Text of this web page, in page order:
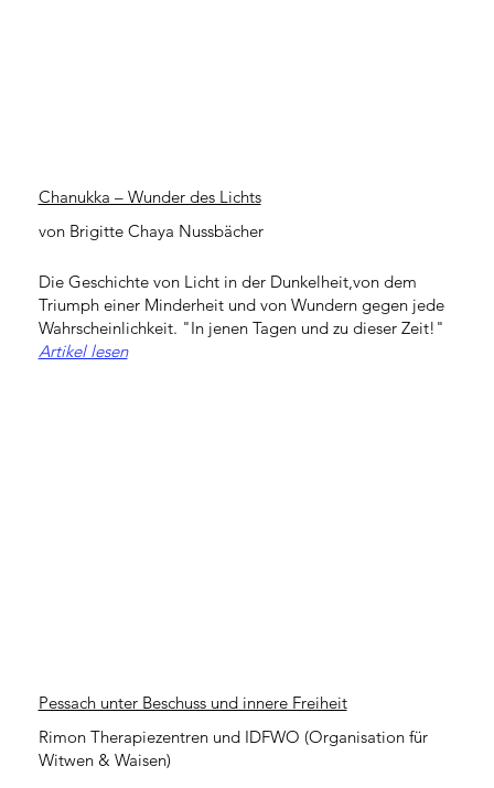
Chanukka – Wunder des Lichts
von Brigitte Chaya Nussbächer
Die Geschichte von Licht in der Dunkelheit,von dem
Triumph einer Minderheit und von Wundern gegen jede
Wahrscheinlichkeit. "In jenen Tagen und zu dieser Zeit!"
Artikel lesen
Pessach unter Beschuss und innere Freiheit
Rimon Therapiezentren und IDFWO (Organisation für
Witwen & Waisen)